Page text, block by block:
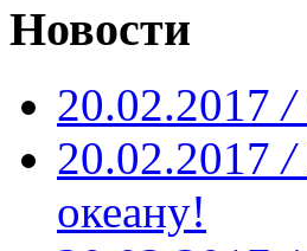
Новости
20.02.2017 /
20.02.2017 /
океану!